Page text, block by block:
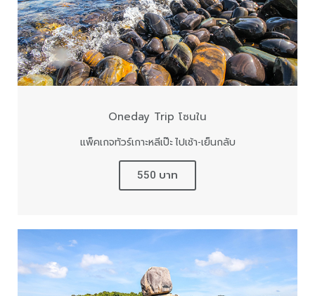
Oneday Trip โซนใน
แพ็คเกจทัวร์เกาะหลีเป๊ะ ไปเช้า-เย็นกลับ
550 บาท